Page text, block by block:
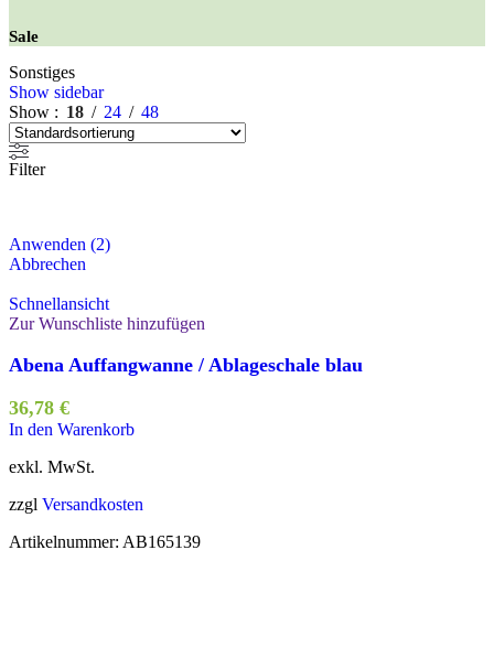
Sale
Sonstiges
Show sidebar
Show
18 24 48
Filter
Anwenden (2)
Abbrechen
Schnellansicht
Zur Wunschliste hinzufügen
Abena Auffangwanne / Ablageschale blau
36,78 €
In den Warenkorb
exkl. MwSt.
zzgl Versandkosten
Artikelnummer: AB165139